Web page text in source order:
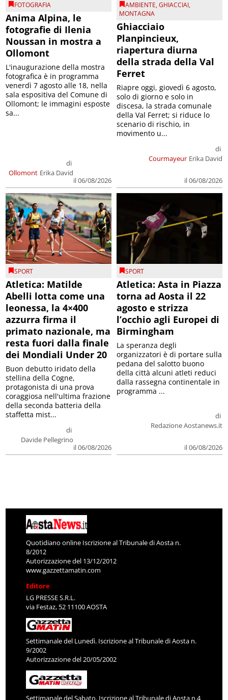
FOTOGRAFIA
Anima Alpina, le
fotografie di Ilenia
Noussan in mostra a
Ollomont
Ollomont
di
Erika David
il 06/08/2026
L'inaugurazione della mostra
fotografica è in programma
venerdì 7 agosto alle 18, nella
sala espositiva del Comune di
Ollomont; le immagini esposte
sa...
AMBIENTE,GHIACCIAI,
MONTAGNA
Ghiacciaio
Planpincieux,
riapertura diurna
della strada della Val
Ferret
Courmayeur
di
Erika David
il 06/08/2026
Riapre oggi, giovedì 6 agosto,
solo di giorno e solo in
discesa, la strada comunale
della Val Ferret; si riduce lo
scenario di rischio, in
movimento u...
SPORT
Atletica: Matilde
Abelli lotta come una
leonessa, la 4×400
azzurra firma il
primato nazionale, ma
resta fuori dalla finale
dei Mondiali Under 20
di
Davide Pellegrino
il 06/08/2026
Buon debutto iridato della
stellina della Cogne,
protagonista di una prova
coraggiosa nell'ultima frazione
della seconda batteria della
staffetta mist...
SPORT
Atletica: Asta in Piazza
torna ad Aosta il 22
agosto e strizza
l’occhio agli Europei di
Birmingham
di
Redazione Aostanews.it
il 06/08/2026
La speranza degli
organizzatori è di portare sulla
pedana del salotto buono
della città alcuni atleti reduci
dalla rassegna continentale in
programma ...
Quotidiano online Iscrizione al Tribunale di Aosta n.
8/2012
Autorizzazione del 13/12/2012
www.gazzettamatin.com
Editore
LG PRESSE S.R.L.
via Festaz, 52 11100 AOSTA
Settimanale del Lunedì. Iscrizione al Tribunale di Aosta n.
9/2002
Autorizzazione del 20/05/2002
Settimanale del Sabato. Iscrizione al Tribunale di Aosta n.4